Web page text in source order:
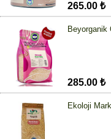
265.00 ₺
Beyorganik
285.00 ₺
Ekoloji